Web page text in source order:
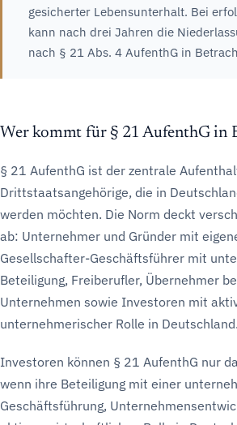
gesicherter Lebensunterhalt. Bei
kann nach drei Jahren die
nach § 21 Abs. 4 AufenthG in
Wer kommt für § 21 AufenthG in
§ 21 AufenthG ist der zentrale
Drittstaatsangehörige, die in
werden möchten. Die Norm deckt
ab: Unternehmer und Gründer mit
Gesellschafter-Geschäftsführer mit
Beteiligung, Freiberufler, Übernehmer
Unternehmen sowie Investoren mit
unternehmerischer Rolle in Deutschland.
Investoren können § 21 AufenthG nur
wenn ihre Beteiligung mit einer
Geschäftsführung,